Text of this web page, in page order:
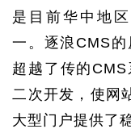
是目前华中地
一。逐浪CMS
超越了传的
二次开发，使网
大型门户提供了